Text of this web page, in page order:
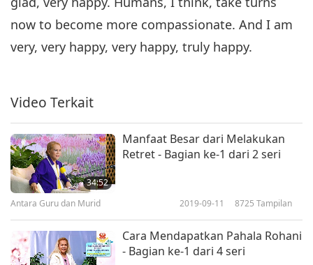
now to become more compassionate. And I am
very, very happy, very happy, truly happy.
Video Terkait
34:52
Manfaat Besar dari Melakukan
Retret - Bagian ke-1 dari 2 seri
Antara Guru dan Murid 2019-09-11 8725 Tampilan
Cara Mendapatkan Pahala Rohani
- Bagian ke-1 dari 4 seri